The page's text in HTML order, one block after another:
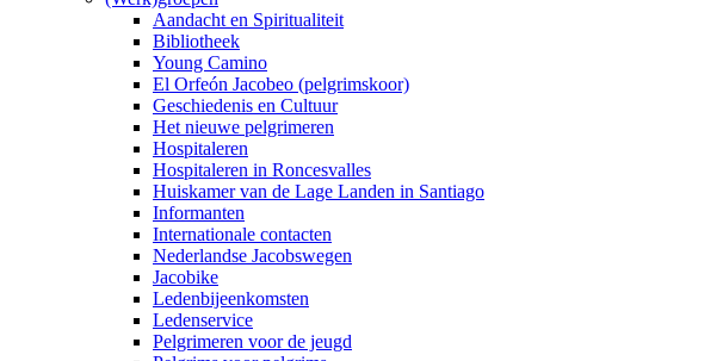
Aandacht en Spiritualiteit
Bibliotheek
Young Camino
El Orfeón Jacobeo (pelgrimskoor)
Geschiedenis en Cultuur
Het nieuwe pelgrimeren
Hospitaleren
Hospitaleren in Roncesvalles
Huiskamer van de Lage Landen in Santiago
Informanten
Internationale contacten
Nederlandse Jacobswegen
Jacobike
Ledenbijeenkomsten
Ledenservice
Pelgrimeren voor de jeugd